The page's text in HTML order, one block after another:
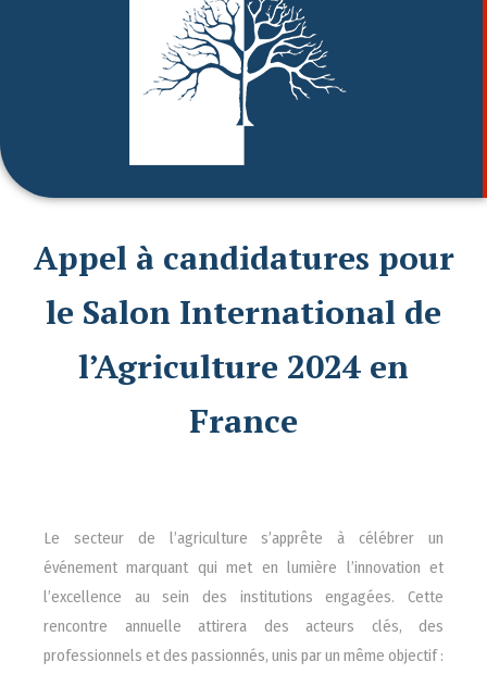
Appel à candidatures pour
le Salon International de
l’Agriculture 2024 en
France
Le secteur de l’agriculture s’apprête à célébrer un
événement marquant qui met en lumière l’innovation et
l’excellence au sein des institutions engagées. Cette
rencontre annuelle attirera des acteurs clés, des
professionnels et des passionnés, unis par un même objectif :